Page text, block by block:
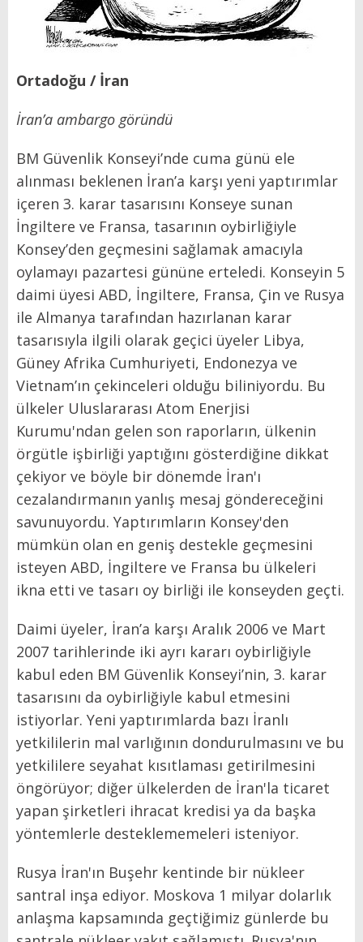
Ortadoğu / İran
İran’a ambargo göründü
BM Güvenlik Konseyi’nde cuma günü ele
alınması beklenen İran’a karşı yeni yaptırımlar
içeren 3. karar tasarısını Konseye sunan
İngiltere ve Fransa, tasarının oybirliğiyle
Konsey’den geçmesini sağlamak amacıyla
oylamayı pazartesi gününe erteledi. Konseyin 5
daimi üyesi ABD, İngiltere, Fransa, Çin ve Rusya
ile Almanya tarafından hazırlanan karar
tasarısıyla ilgili olarak geçici üyeler Libya,
Güney Afrika Cumhuriyeti, Endonezya ve
Vietnam’ın çekinceleri olduğu biliniyordu. Bu
ülkeler Uluslararası Atom Enerjisi
Kurumu'ndan gelen son raporların, ülkenin
örgütle işbirliği yaptığını gösterdiğine dikkat
çekiyor ve böyle bir dönemde İran'ı
cezalandırmanın yanlış mesaj göndereceğini
savunuyordu. Yaptırımların Konsey'den
mümkün olan en geniş destekle geçmesini
isteyen ABD, İngiltere ve Fransa bu ülkeleri
ikna etti ve tasarı oy birliği ile konseyden geçti.
Daimi üyeler, İran’a karşı Aralık 2006 ve Mart
2007 tarihlerinde iki ayrı kararı oybirliğiyle
kabul eden BM Güvenlik Konseyi’nin, 3. karar
tasarısını da oybirliğiyle kabul etmesini
istiyorlar. Yeni yaptırımlarda bazı İranlı
yetkililerin mal varlığının dondurulmasını ve bu
yetkililere seyahat kısıtlaması getirilmesini
öngörüyor; diğer ülkelerden de İran'la ticaret
yapan şirketleri ihracat kredisi ya da başka
yöntemlerle desteklememeleri isteniyor.
Rusya İran'ın Buşehr kentinde bir nükleer
santral inşa ediyor. Moskova 1 milyar dolarlık
anlaşma kapsamında geçtiğimiz günlerde bu